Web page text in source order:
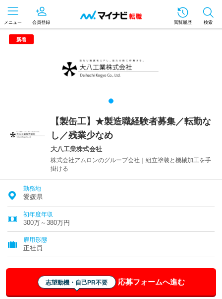
メニュー 会員登録 閲覧履歴 検索
新着
【製缶工】★製造職経験者募集／転勤な
し／残業少なめ
大八工業株式会社
株式会社アムロンのグループ会社｜組立塗装と機械加工を手
掛ける
勤務地
愛媛県
初年度年収
300万～380万円
雇用形態
正社員
志望動機・自己PR不要 応募フォームへ進む